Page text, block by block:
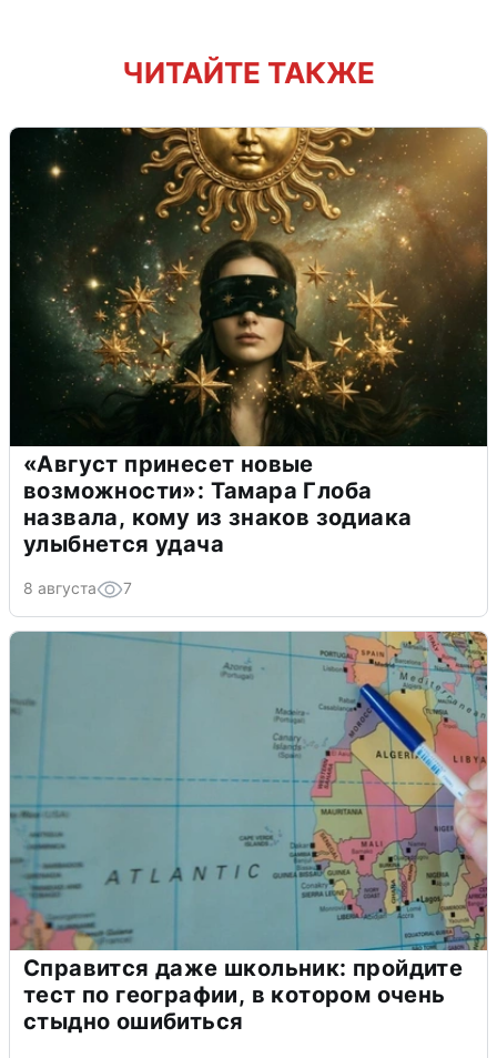
ЧИТАЙТЕ ТАКЖЕ
«Август принесет новые
возможности»: Тамара Глоба
назвала, кому из знаков зодиака
улыбнется удача
8 августа 7
Справится даже школьник: пройдите
тест по географии, в котором очень
стыдно ошибиться